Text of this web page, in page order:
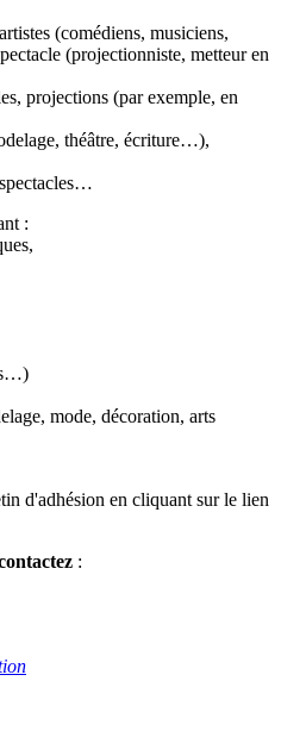
(comédiens, musiciens,
(projectionniste, metteur en
projections (par exemple, en
théâtre, écriture…),
:
mode, décoration, arts
d'adhésion en cliquant sur le lien
: